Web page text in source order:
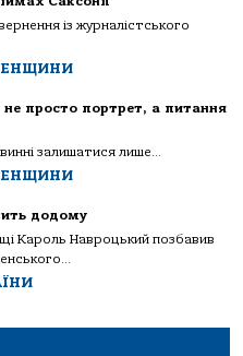
із журналістського
не просто портрет, а питання
залишатися лише...
додому
Кароль Навроцький позбавив